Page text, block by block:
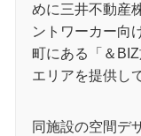
めに三井不動産
ントワーカー向
町にある「＆
エリアを提供し
同施設の空間デ